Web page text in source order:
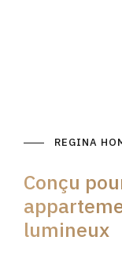
REGINA
Conçu
lumineux